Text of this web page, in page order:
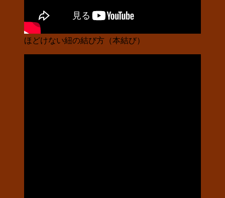
ほどけない紐の結び方（本結び）